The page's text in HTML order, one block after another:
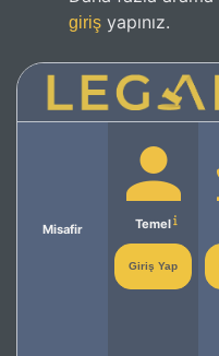
giriş yapınız.
Misafir Temel
Giriş Yap